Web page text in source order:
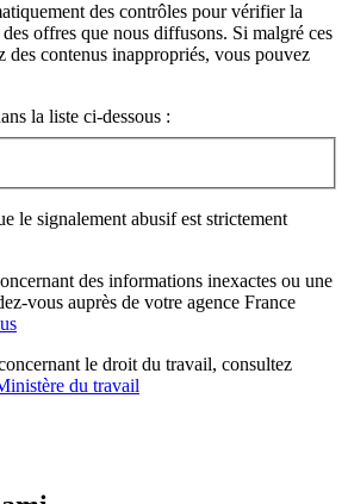
des contrôles pour vérifier la
offres que nous diffusons. Si malgré ces
des contenus inappropriés, vous pouvez
la liste ci-dessous :
le signalement abusif est strictement
des informations inexactes ou une
vous auprès de votre agence France
le droit du travail, consultez
du travail